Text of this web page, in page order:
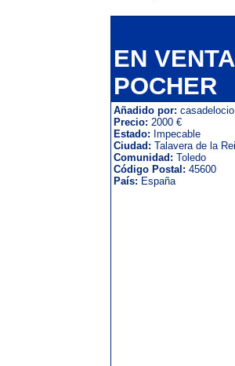
EN
POCHER
Añadido por: casadelocio
Precio: 2000 €
Estado: Impecable
Ciudad: Talavera de la
Comunidad: Toledo
Código Postal: 45600
País: España